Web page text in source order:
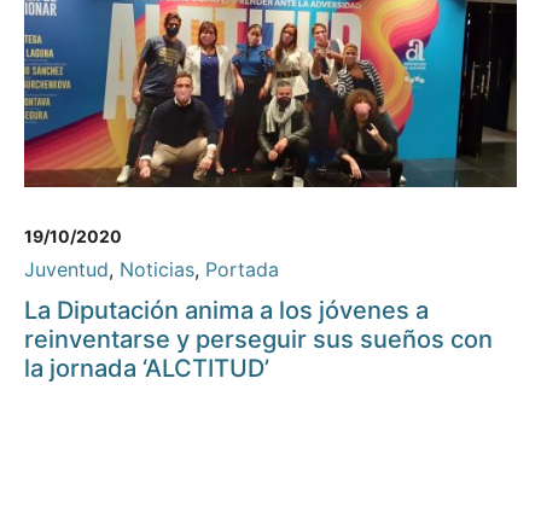
19/10/2020
Juventud, Noticias, Portada
La Diputación anima a los jóvenes a
reinventarse y perseguir sus sueños con
la jornada ‘ALCTITUD’